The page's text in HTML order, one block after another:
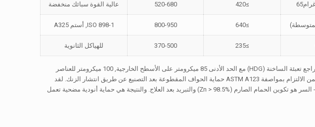
≥420
520-680 عالية القوة سبائك منخفضة
≥640
800-950 ISO 898-1, أستم A325
≥235
370-500 للهياكل الثانوية
علاوة على ذلك, تتبع الحماية من التآكل فلسفة الطبقة المزدوجة: تراجع تعبئة الساخنة (HDG) مع الحد الأدنى 85 ميكرومتر على الأسطح الخارجية, 100 ميكرومتر للعناصر
الملولبة. قبل الغمس, جميع المكونات مخللة بالحمض ومتدفقة. يضمن الالتزام بمواصفة ASTM A123 حماية الحواف المقطوعة بعد التصنيع عن طريق انتشار الزنك. لقد
رأيت احتكارات من 2003 لا يزال بدون صدأ أحمر في ساحل فيتنام - السر هو تكوين الحمام الصارم (Zn > 98.5%) والتبريد بعد العلاج. والنتيجة هي حماية أنودية مضحية تعمل